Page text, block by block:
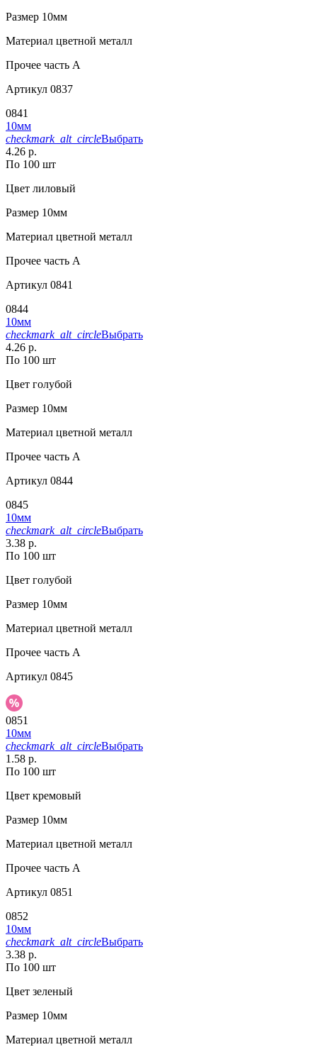
Размер 10мм
Материал цветной металл
Прочее часть A
Артикул 0837
0841
10мм
checkmark_alt_circleВыбрать
4.26 р.
По 100 шт
Цвет лиловый
Размер 10мм
Материал цветной металл
Прочее часть A
Артикул 0841
0844
10мм
checkmark_alt_circleВыбрать
4.26 р.
По 100 шт
Цвет голубой
Размер 10мм
Материал цветной металл
Прочее часть A
Артикул 0844
0845
10мм
checkmark_alt_circleВыбрать
3.38 р.
По 100 шт
Цвет голубой
Размер 10мм
Материал цветной металл
Прочее часть A
Артикул 0845
0851
10мм
checkmark_alt_circleВыбрать
1.58 р.
По 100 шт
Цвет кремовый
Размер 10мм
Материал цветной металл
Прочее часть A
Артикул 0851
0852
10мм
checkmark_alt_circleВыбрать
3.38 р.
По 100 шт
Цвет зеленый
Размер 10мм
Материал цветной металл